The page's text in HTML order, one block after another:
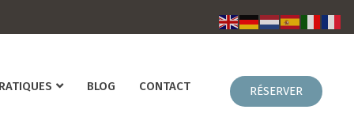
BLOG CONTACT